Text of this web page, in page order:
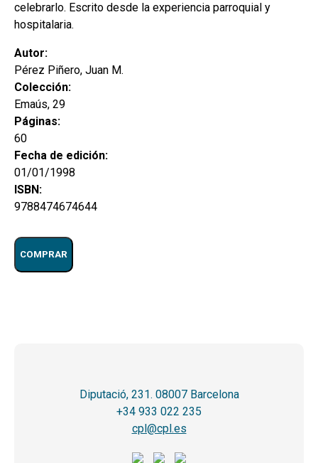
celebrarlo. Escrito desde la experiencia parroquial y
hospitalaria.
Autor:
Pérez Piñero, Juan M.
Colección:
Emaús, 29
Páginas:
60
Fecha de edición:
01/01/1998
ISBN:
9788474674644
COMPRAR
Diputació, 231. 08007 Barcelona
+34 933 022 235
cpl@cpl.es